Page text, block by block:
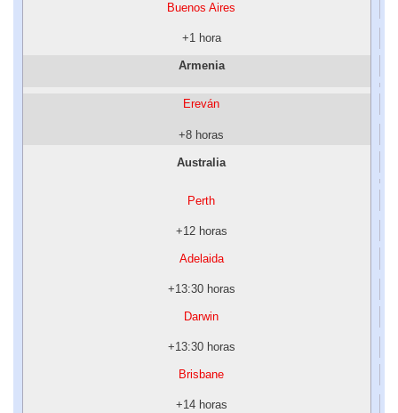
Buenos Aires
+1 hora
Armenia
Ereván
+8 horas
Australia
Perth
+12 horas
Adelaida
+13:30 horas
Darwin
+13:30 horas
Brisbane
+14 horas